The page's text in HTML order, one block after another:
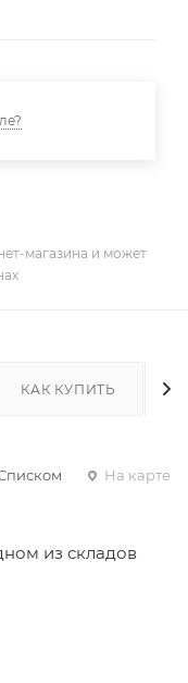
магазина и может
КАК КУПИТЬ
На карте
из складов